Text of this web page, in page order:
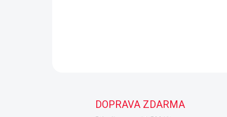
DOPRAVA ZDARMA